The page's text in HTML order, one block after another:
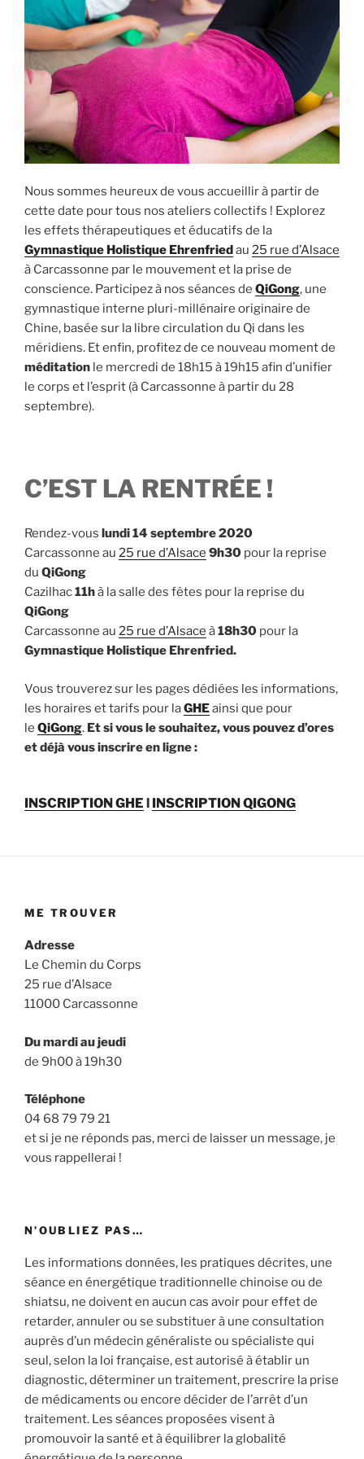
Nous sommes heureux de vous accueillir à partir de
cette date pour tous nos ateliers collectifs ! Explorez
les effets thérapeutiques et éducatifs de la
Gymnastique Holistique Ehrenfriedau 25 rue d’Alsace
à Carcassonne par le mouvement et la prise de
conscience. Participez à nos séances de QiGong, une
gymnastique interne pluri-millénaire originaire de
Chine, basée sur la libre circulation du Qi dans les
méridiens. Et enfin, profitez de ce nouveau moment de
méditation le mercredi de 18h15 à 19h15 afin d’unifier
le corps et l’esprit (à Carcassonne à partir du 28
septembre).
C’EST LA RENTRÉE !
Rendez-vous lundi 14 septembre2020
Carcassonne au 25 rue d’Alsace 9h30 pour la reprise
du QiGong
Cazilhac11hà la salle des fêtes pour la reprise du
QiGong
Carcassonne au 25 rue d’Alsace à18h30 pour la
Gymnastique Holistique Ehrenfried.
Vous trouverez sur les pages dédiées les informations,
les horaires et tarifs pour laGHEainsi que pour
le QiGong. Et si vous le souhaitez, vous pouvez d’ores
et déjà vous inscrire en ligne :
INSCRIPTION GHE l INSCRIPTION QIGONG
ME TROUVER
Adresse
Le Chemin du Corps
25 rue d’Alsace
11000 Carcassonne
Du mardi au jeudi
de 9h00 à 19h30
Téléphone
04 68 79 79 21
et si je ne réponds pas, merci de laisser un message, je
vous rappellerai !
N’OUBLIEZ PAS…
Les informations données, les pratiques décrites, une
séance en énergétique traditionnelle chinoise ou de
shiatsu, ne doivent en aucun cas avoir pour effet de
retarder, annuler ou se substituer à une consultation
auprès d’un médecin généraliste ou spécialiste qui
seul, selon la loi française, est autorisé à établir un
diagnostic, déterminer un traitement, prescrire la prise
de médicaments ou encore décider de l’arrêt d’un
traitement. Les séances proposées visent à
promouvoir la santé et à équilibrer la globalité